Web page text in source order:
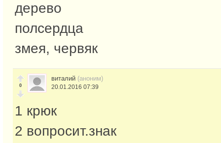
дерево
полсердца
змея, червяк
0
виталий (аноним)
20.01.2016 07:39
1 крюк
2 вопросит.знак